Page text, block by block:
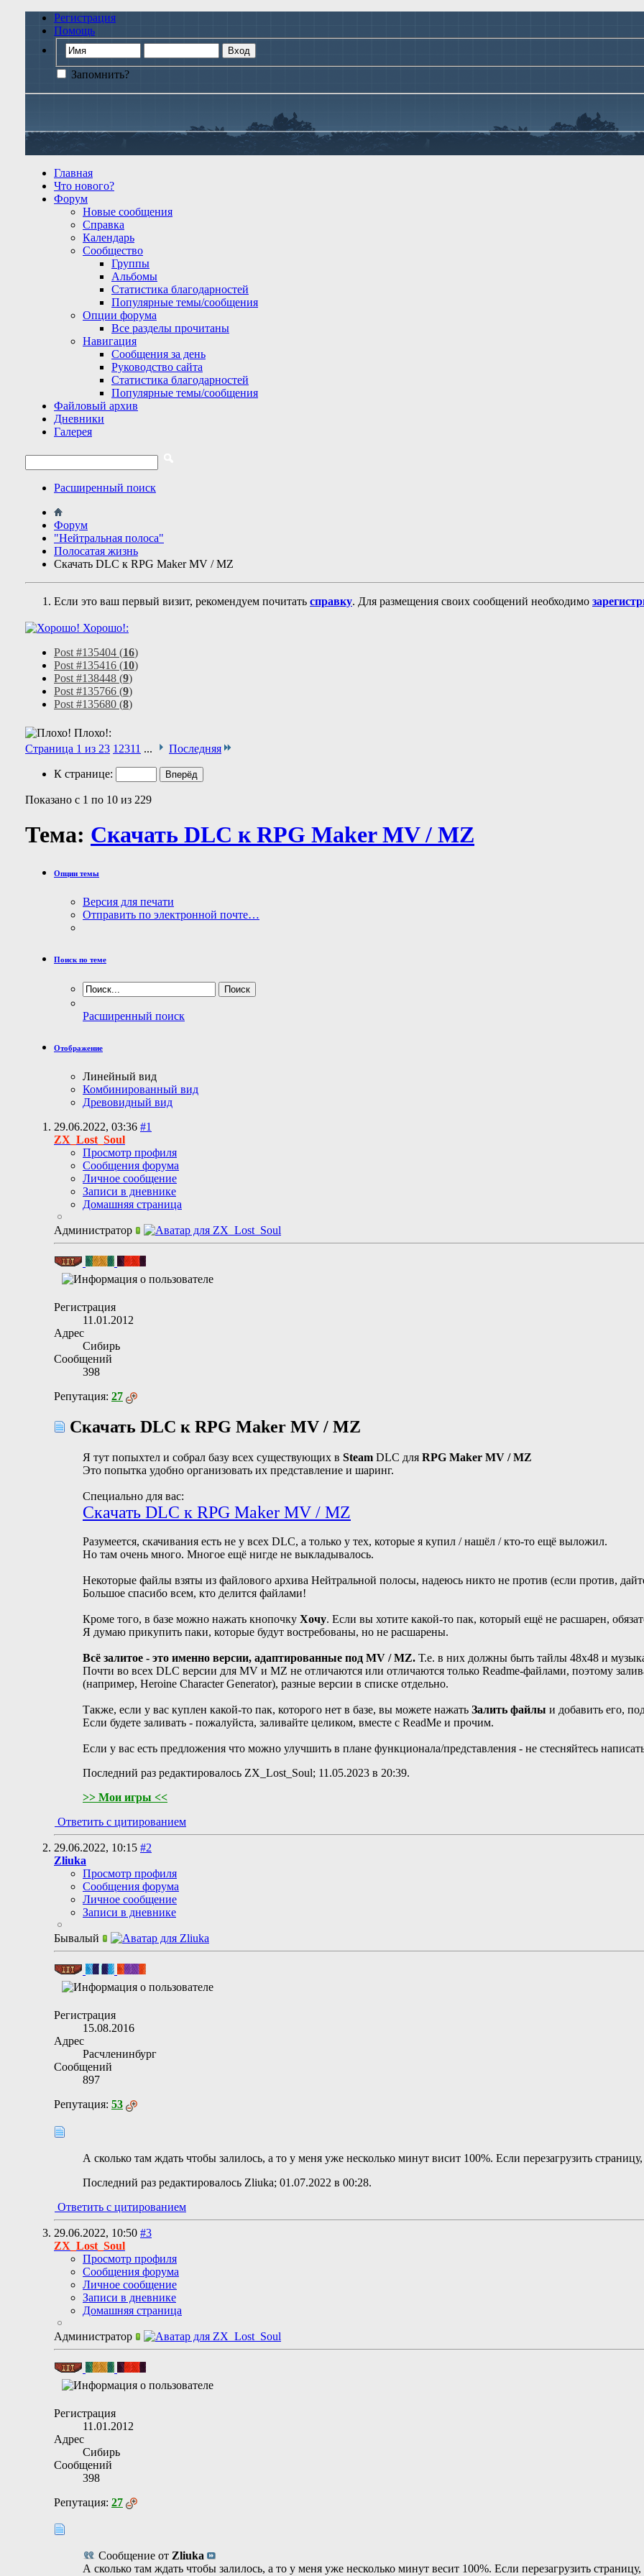
Регистрация
Помощь
Запомнить?
Главная
Что нового?
Форум
Новые сообщения
Справка
Календарь
Сообщество
Группы
Альбомы
Статистика благодарностей
Популярные темы/сообщения
Опции форума
Все разделы прочитаны
Навигация
Сообщения за день
Руководство сайта
Статистика благодарностей
Популярные темы/сообщения
Файловый архив
Дневники
Галерея
Расширенный поиск
Форум
"Нейтральная полоса"
Полосатая жизнь
Скачать DLC к RPG Maker MV / MZ
Если это ваш первый визит, рекомендуем почитать справку. Для размещения своих сообщений необходимо
Хорошо!:
Post #135404 (16)
Post #135416 (10)
Post #138448 (9)
Post #135766 (9)
Post #135680 (8)
Плохо!:
Страница 1 из 23 1 2311 ... Последняя
К странице:
Показано с 1 по 10 из 229
Тема: Скачать DLC к RPG Maker MV / MZ
Опции темы
Версия для печати
Отправить по электронной почте…
Поиск по теме
Расширенный поиск
Отображение
Линейный вид
Комбинированный вид
Древовидный вид
29.06.2022, 03:36 #1
ZX_Lost_Soul
Просмотр профиля
Сообщения форума
Личное сообщение
Записи в дневнике
Домашняя страница
Администратор
Регистрация
11.01.2012
Адрес
Сибирь
Сообщений
398
Репутация: 27
Скачать DLC к RPG Maker MV / MZ
Я тут попыхтел и собрал базу всех существующих в Steam DLC для RPG Maker MV / MZ
Это попытка удобно организовать их представление и шаринг.
Специально для вас:
Скачать DLC к RPG Maker MV / MZ
Разумеется, скачивания есть не у всех DLC, а только у тех, которые я купил / нашёл / кто-то ещё выложил.
Но там очень много. Многое ещё нигде не выкладывалось.
Некоторые файлы взяты из файлового архива Нейтральной полосы, надеюсь никто не против (если против,
Большое спасибо всем, кто делится файлами!
Кроме того, в базе можно нажать кнопочку Хочу. Если вы хотите какой-то пак, который ещё не расшарен,
Я думаю прикупить паки, которые будут востребованы, но не расшарены.
Всё залитое - это именно версии, адаптированные под MV / MZ. Т.е. в них должны быть тайлы 48x48 и
Почти во всех DLC версии для MV и MZ не отличаются или отличаются только Readme-файлами, поэтому
(например, Heroine Character Generator), разные версии в списке отдельно.
Также, если у вас куплен какой-то пак, которого нет в базе, вы можете нажать Залить файлы и добавить его,
Если будете заливать - пожалуйста, заливайте целиком, вместе с ReadMe и прочим.
Если у вас есть предложения что можно улучшить в плане функционала/представления - не стесняйтесь
Последний раз редактировалось ZX_Lost_Soul; 11.05.2023 в 20:39.
>> Мои игры <<
Ответить с цитированием
29.06.2022, 10:15 #2
Zliuka
Просмотр профиля
Сообщения форума
Личное сообщение
Записи в дневнике
Бывалый
Регистрация
15.08.2016
Адрес
Расчленинбург
Сообщений
897
Репутация: 53
А сколько там ждать чтобы залилось, а то у меня уже несколько минут висит 100%. Если перезагрузить
Последний раз редактировалось Zliuka; 01.07.2022 в 00:28.
Ответить с цитированием
29.06.2022, 10:50 #3
ZX_Lost_Soul
Просмотр профиля
Сообщения форума
Личное сообщение
Записи в дневнике
Домашняя страница
Администратор
Регистрация
11.01.2012
Адрес
Сибирь
Сообщений
398
Репутация: 27
Сообщение от Zliuka
А сколько там ждать чтобы залилось, а то у меня уже несколько минут весит 100%. Если перезагрузить